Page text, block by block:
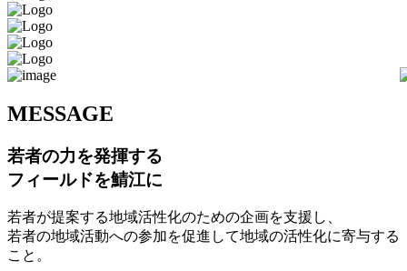
MESSAGE
若者の力を発揮する
フィールドを鯖江に
若者が提案する地域活性化のための企画を支援し、
若者の地域活動への参加を促進して地域の活性化に寄与する
こと。